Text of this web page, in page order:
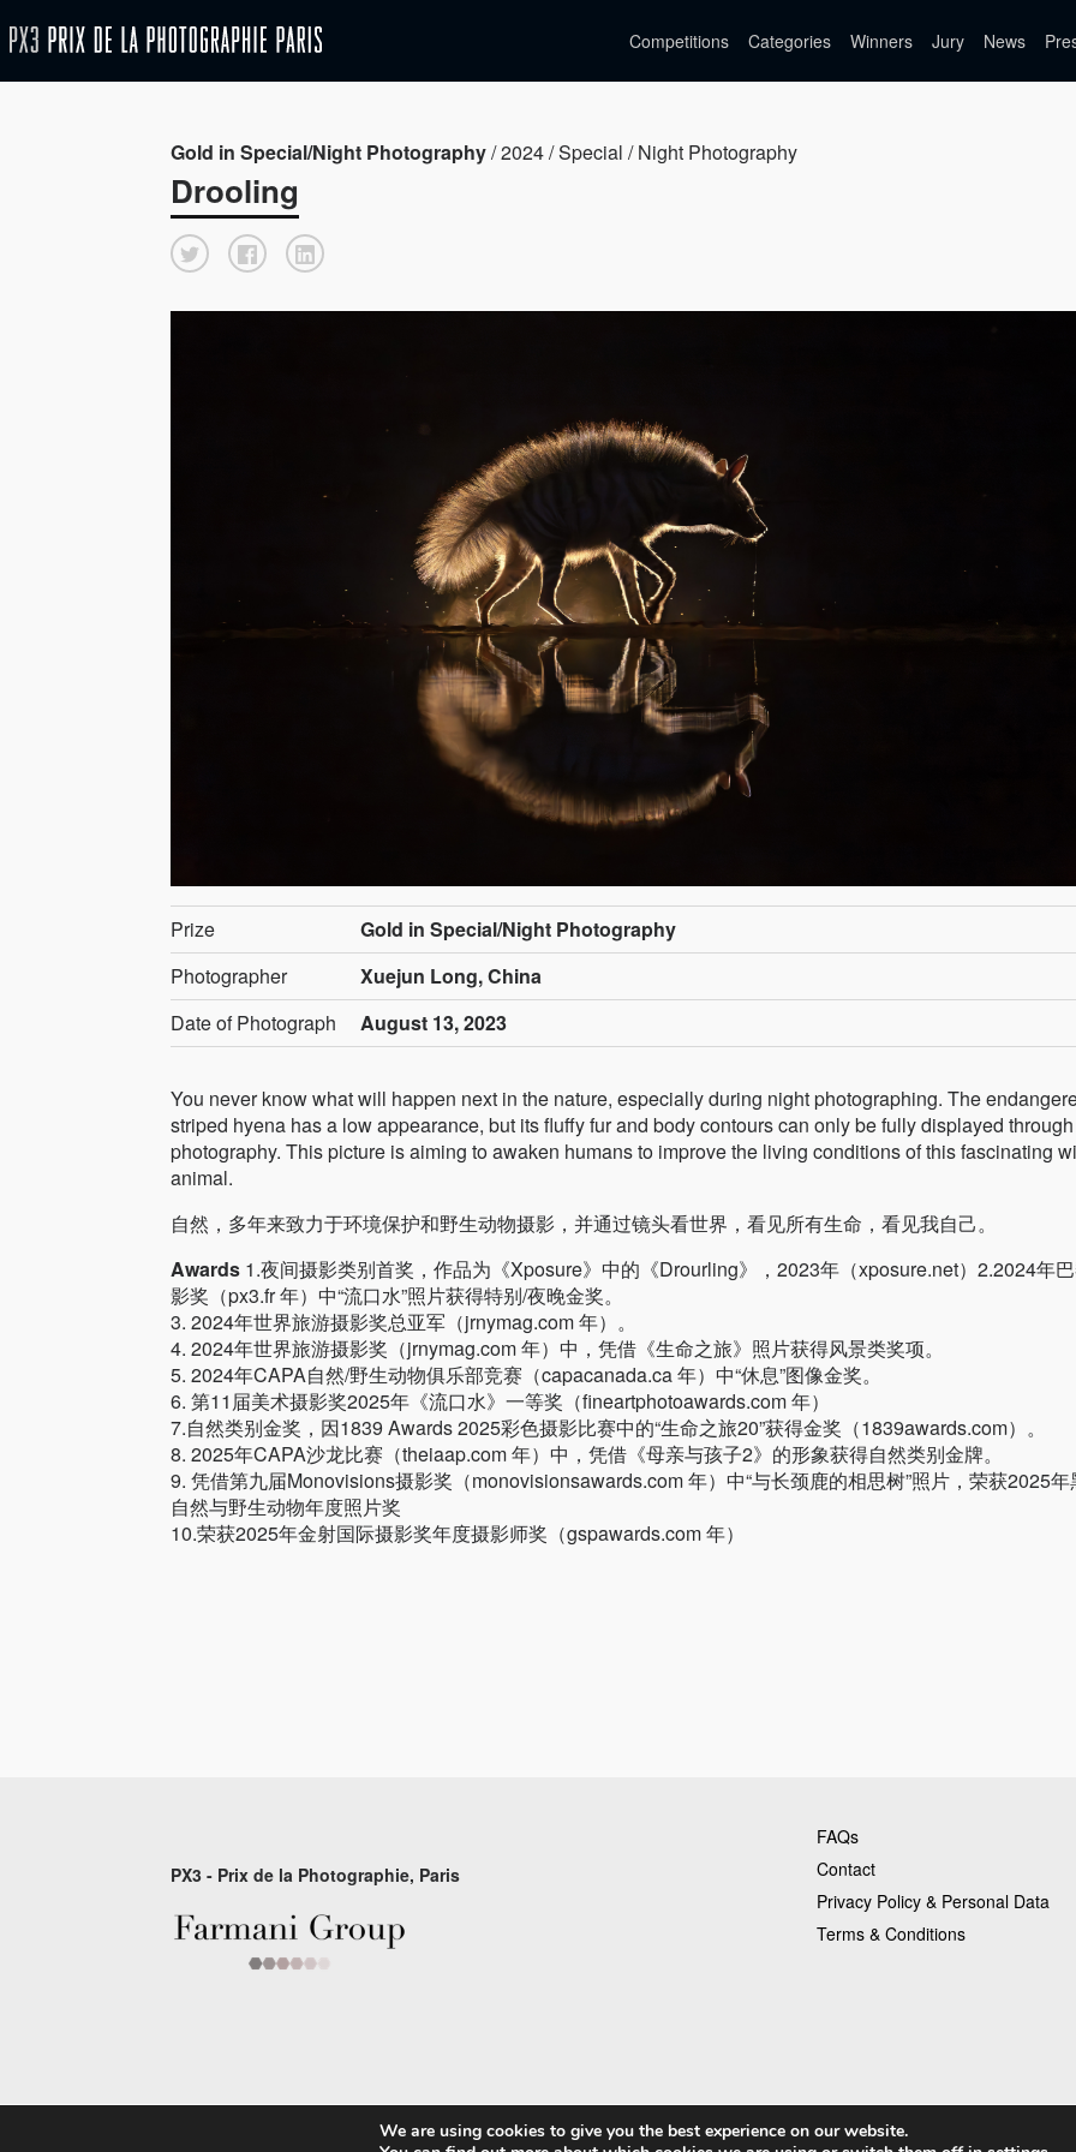
Competitions Categories Winners Jury News
Gold in Special/Night Photography/ 2024 / Special / Night Photography
Drooling
Prize
Gold in Special/Night Photography
Photographer
Xuejun Long, China
Date of Photograph
August 13, 2023
You never know what will happen next in the nature, especially during night photographing. The
striped hyena has a low appearance, but its fluffy fur and body contours can only be fully displayed
photography. This picture is aiming to awaken humans to improve the living conditions of this fascinating
animal.
自然，多年来致力于环境保护和野生动物摄影，并通过镜头看世界，看见所有生命，看见我自己。
Awards 1.夜间摄影类别首奖，作品为《Xposure》中的《Drourling》，2023年（xposure.net）2.2024年
影奖（px3.fr 年）中“流口水”照片获得特别/夜晚金奖。
3. 2024年世界旅游摄影奖总亚军（jrnymag.com 年）。
4. 2024年世界旅游摄影奖（jrnymag.com 年）中，凭借《生命之旅》照片获得风景类奖项。
5. 2024年CAPA自然/野生动物俱乐部竞赛（capacanada.ca 年）中“休息”图像金奖。
6. 第11届美术摄影奖2025年《流口水》一等奖（fineartphotoawards.com 年）
7.自然类别金奖，因1839 Awards 2025彩色摄影比赛中的“生命之旅20”获得金奖（1839awards.com）。
8. 2025年CAPA沙龙比赛（theiaap.com 年）中，凭借《母亲与孩子2》的形象获得自然类别金牌。
9. 凭借第九届Monovisions摄影奖（monovisionsawards.com 年）中“与长颈鹿的相思树”照片，荣获2025年
自然与野生动物年度照片奖
10.荣获2025年金射国际摄影奖年度摄影师奖（gspawards.com 年）
PX3 - Prix de la Photographie, Paris
FAQs
Contact
Privacy Policy & Personal Data
Terms & Conditions
© 2026 P×3 - The Prix de la Photographie Paris
We are using cookies to give you the best experience on our website.